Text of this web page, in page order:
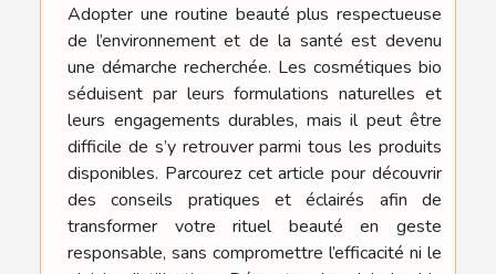
Adopter une routine beauté plus respectueuse
de l’environnement et de la santé est devenu
une démarche recherchée. Les cosmétiques bio
séduisent par leurs formulations naturelles et
leurs engagements durables, mais il peut être
difficile de s’y retrouver parmi tous les produits
disponibles. Parcourez cet article pour découvrir
des conseils pratiques et éclairés afin de
transformer votre rituel beauté en geste
responsable, sans compromettre l’efficacité ni le